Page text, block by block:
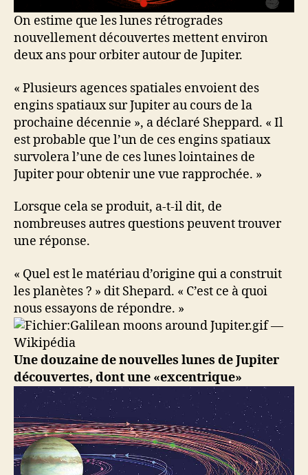
On estime que les lunes rétrogrades
nouvellement découvertes mettent environ
deux ans pour orbiter autour de Jupiter.
« Plusieurs agences spatiales envoient des
engins spatiaux sur Jupiter au cours de la
prochaine décennie », a déclaré Sheppard. « Il
est probable que l’un de ces engins spatiaux
survolera l’une de ces lunes lointaines de
Jupiter pour obtenir une vue rapprochée. »
Lorsque cela se produit, a-t-il dit, de
nombreuses autres questions peuvent trouver
une réponse.
« Quel est le matériau d’origine qui a construit
les planètes ? » dit Shepard. « C’est ce à quoi
nous essayons de répondre. »
Une douzaine de nouvelles lunes de Jupiter
découvertes, dont une «excentrique»